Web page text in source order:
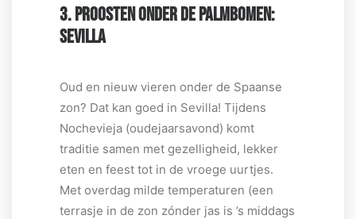
3. PROOSTEN ONDER DE PALMBOMEN:
SEVILLA
Oud en nieuw vieren onder de Spaanse
zon? Dat kan goed in Sevilla! Tijdens
Nochevieja (oudejaarsavond) komt
traditie samen met gezelligheid, lekker
eten en feest tot in de vroege uurtjes.
Met overdag milde temperaturen (een
terrasje in de zon zónder jas is ’s middags